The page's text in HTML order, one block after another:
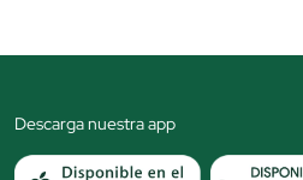
Descarga nuestra app